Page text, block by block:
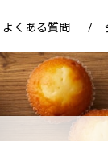
よくある質問